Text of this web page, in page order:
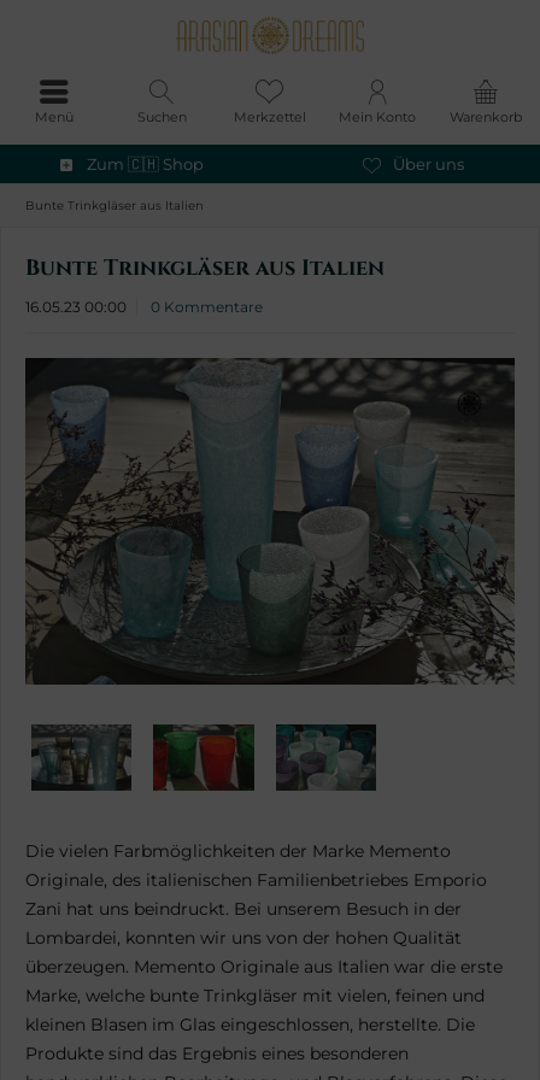
Zum 🇨🇭 Shop Über uns
Menü Warenkorb
Merkzettel Mein Konto
Suchen
Bunte Trinkgläser aus Italien
Bunte Trinkgläser aus Italien
16.05.23 00:00 0 Kommentare
Die vielen Farbmöglichkeiten der Marke Memento
Originale, des italienischen Familienbetriebes Emporio
Zani hat uns beindruckt. Bei unserem Besuch in der
Lombardei, konnten wir uns von der hohen Qualität
überzeugen. Memento Originale aus Italien war die erste
Marke, welche bunte Trinkgläser mit vielen, feinen und
kleinen Blasen im Glas eingeschlossen, herstellte. Die
Produkte sind das Ergebnis eines besonderen